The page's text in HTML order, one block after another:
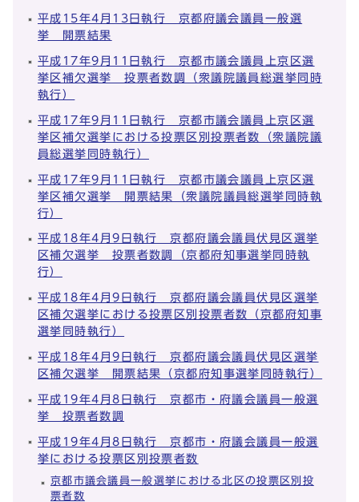
平成15年4月13日執行 京都府議会議員一般選
挙 開票結果
平成17年9月11日執行 京都市議会議員上京区選
挙区補欠選挙 投票者数調（衆議院議員総選挙同時
執行）
平成17年9月11日執行 京都市議会議員上京区選
挙区補欠選挙における投票区別投票者数（衆議院議
員総選挙同時執行）
平成17年9月11日執行 京都市議会議員上京区選
挙区補欠選挙 開票結果（衆議院議員総選挙同時執
行）
平成18年4月9日執行 京都府議会議員伏見区選挙
区補欠選挙 投票者数調（京都府知事選挙同時執
行）
平成18年4月9日執行 京都府議会議員伏見区選挙
区補欠選挙における投票区別投票者数（京都府知事
選挙同時執行）
平成18年4月9日執行 京都府議会議員伏見区選挙
区補欠選挙 開票結果（京都府知事選挙同時執行）
平成19年4月8日執行 京都市・府議会議員一般選
挙 投票者数調
平成19年4月8日執行 京都市・府議会議員一般選
挙における投票区別投票者数
京都市議会議員一般選挙における北区の投票区別投
票者数